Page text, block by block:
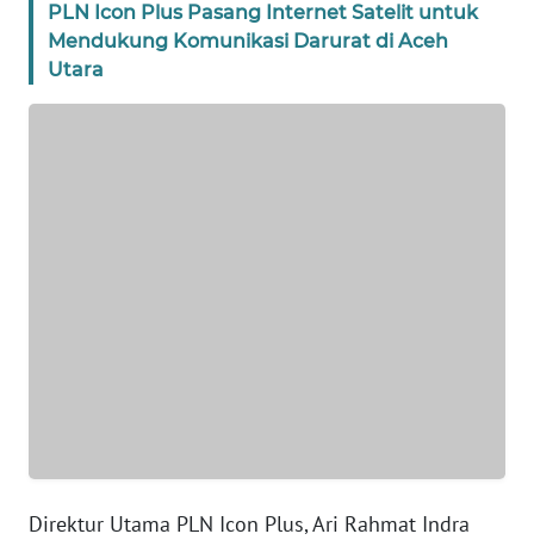
PLN Icon Plus Pasang Internet Satelit untuk
Mendukung Komunikasi Darurat di Aceh
Utara
Direktur Utama PLN Icon Plus, Ari Rahmat Indra
WN
JABAR
WN
PAPUA